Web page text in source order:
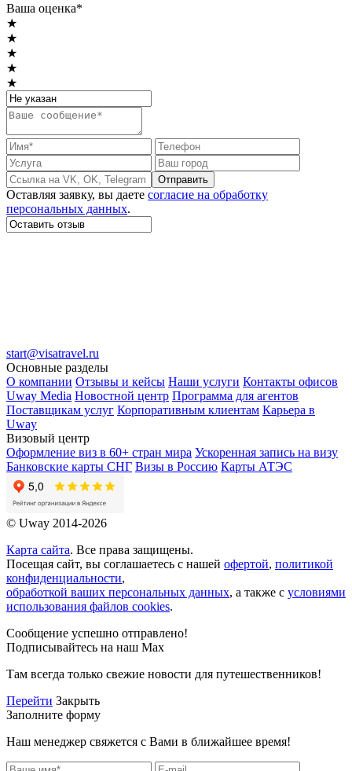
Ваша оценка*
★
★
★
★
★
Отправить
Оставляя заявку, вы даете согласие на обработку
персональных данных.
start@visatravel.ru
Основные разделы
О компании Отзывы и кейсы Наши услуги Контакты офисов
Uway Media Новостной центр Программа для агентов
Поставщикам услуг Корпоративным клиентам Карьера в
Uway
Визовый центр
Оформление виз в 60+ стран мира Ускоренная запись на визу
Банковские карты СНГ Визы в Россию Карты АТЭС
© Uway 2014-2026
Карта сайта. Все права защищены.
Посещая сайт, вы соглашаетесь с нашей офертой, политикой
конфиденциальности,
обработкой ваших персональных данных, а также с условиями
использования файлов cookies.
Сообщение успешно отправлено!
Подписывайтесь на наш Max
Там всегда только свежие новости для путешественников!
Перейти Закрыть
Заполните форму
Наш менеджер свяжется с Вами в ближайшее время!